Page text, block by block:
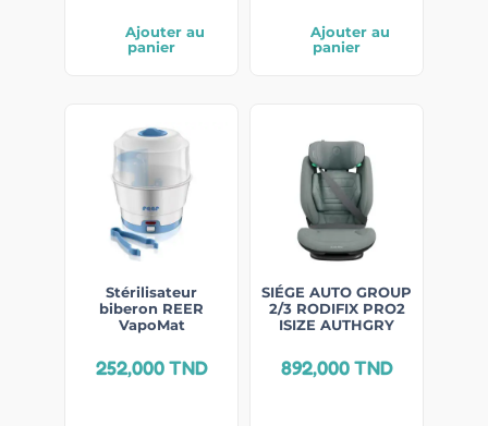
Ajouter au
panier
Ajouter au
panier
Stérilisateur
biberon REER
VapoMat
252,000TND
SIÉGE AUTO GROUP
2/3 RODIFIX PRO2
ISIZE AUTHGRY
892,000TND